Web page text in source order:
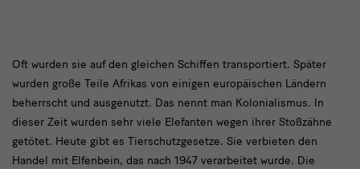
Elfenbein
Oft wurden sie auf den gleichen Schiffen transportiert. Später
wurden große Teile Afrikas von einigen europäischen Ländern
beherrscht und ausgenutzt. Das nennt man Kolonialismus. In
dieser Zeit wurden sehr viele Elefanten wegen ihrer Stoßzähne
getötet. Heute gibt es Tierschutzgesetze. Sie verbieten den
Handel mit Elfenbein, das nach 1947 verarbeitet wurde. Die